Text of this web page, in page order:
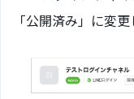
「公開済み」に変更